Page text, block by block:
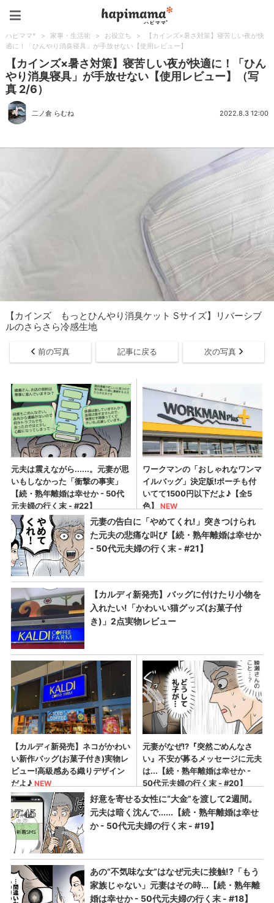
ハピママ* > 家事・生活術 > お役立ち >
【カインズ×暑さ対策】寝苦しい夜が快
適に！「ひんやり消臭寝具」が手放せない【使用レビュー】
【カインズ×暑さ対策】寝苦しい夜が快適に！「ひん
やり消臭寝具」が手放せない【使用レビュー】（写
真 2/6）
二ノ倉 らむね 2022.8.3 12:00
【カインズ もっとひんやり消臭ケット Sサイズ】リバーシブ
ルのさらさら冷感生地
前の写真 記事に戻る 次の写真